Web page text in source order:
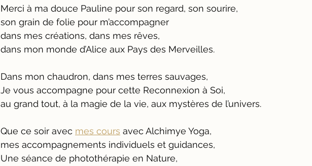
Merci à ma douce Pauline pour son regard, son sourire,
son grain de folie pour m’accompagner
dans mes créations, dans mes rêves,
dans mon monde d’Alice aux Pays des Merveilles.
Dans mon chaudron, dans mes terres sauvages,
Je vous accompagne pour cette Reconnexion à Soi,
au grand tout, à la magie de la vie, aux mystères de l’univers.
Que ce soir avec mes cours avec Alchimye Yoga,
mes accompagnements individuels et guidances,
Une séance de photothérapie en Nature,